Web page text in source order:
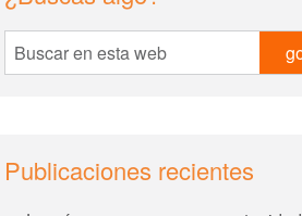
Sidebar
Buscar
en
Publicaciones recientes